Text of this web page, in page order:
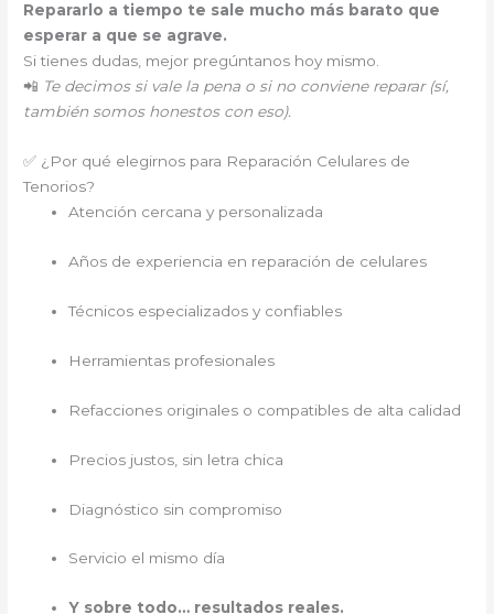
Repararlo a tiempo te sale mucho más barato que
esperar a que se agrave.
Si tienes dudas, mejor pregúntanos hoy mismo.
📲 Te decimos si vale la pena o si no conviene reparar (sí,
también somos honestos con eso).
✅ ¿Por qué elegirnos para Reparación Celulares de
Tenorios?
Atención cercana y personalizada
Años de experiencia en reparación de celulares
Técnicos especializados y confiables
Herramientas profesionales
Refacciones originales o compatibles de alta calidad
Precios justos, sin letra chica
Diagnóstico sin compromiso
Servicio el mismo día
Y sobre todo… resultados reales.